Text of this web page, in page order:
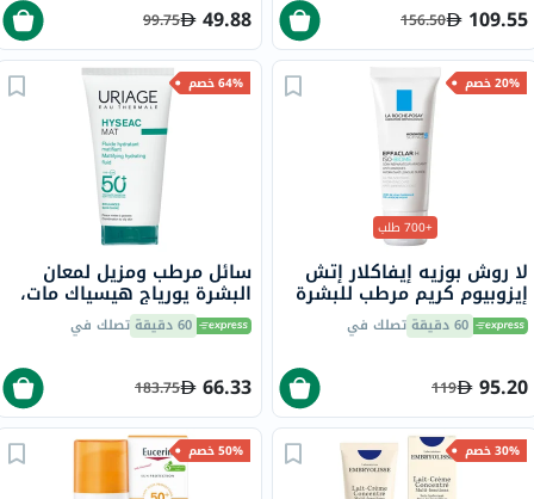
109.55
156.50
49.88
99.75
20% خصم
+700 طلب
لا روش بوزيه إيفاكلار إتش
إيزوبيوم كريم مرطب للبشرة
الدهنية والمعرضة لحب
الشباب 40 مل60 دقيقة تصلك في
95.20
119
64% خصم
سائل مرطب ومزيل لمعان
البشرة يورياج هيسياك مات،
- 50 مل 60 دقيقة تصلك في
66.33
183.75
30% خصم 50% خصم